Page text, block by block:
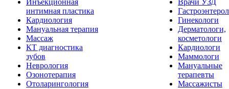
Инъекционная
интимная пластика
Кардиология
Мануальная терапия
Массаж
КТ диагностика
зубов
Неврология
Озонотерапия
Отоларингология
Врачи УЗД
Гинекологи
Дерматологи,
косметологи
Кардиологи
Маммологи
Мануальные
терапевты
Массажисты